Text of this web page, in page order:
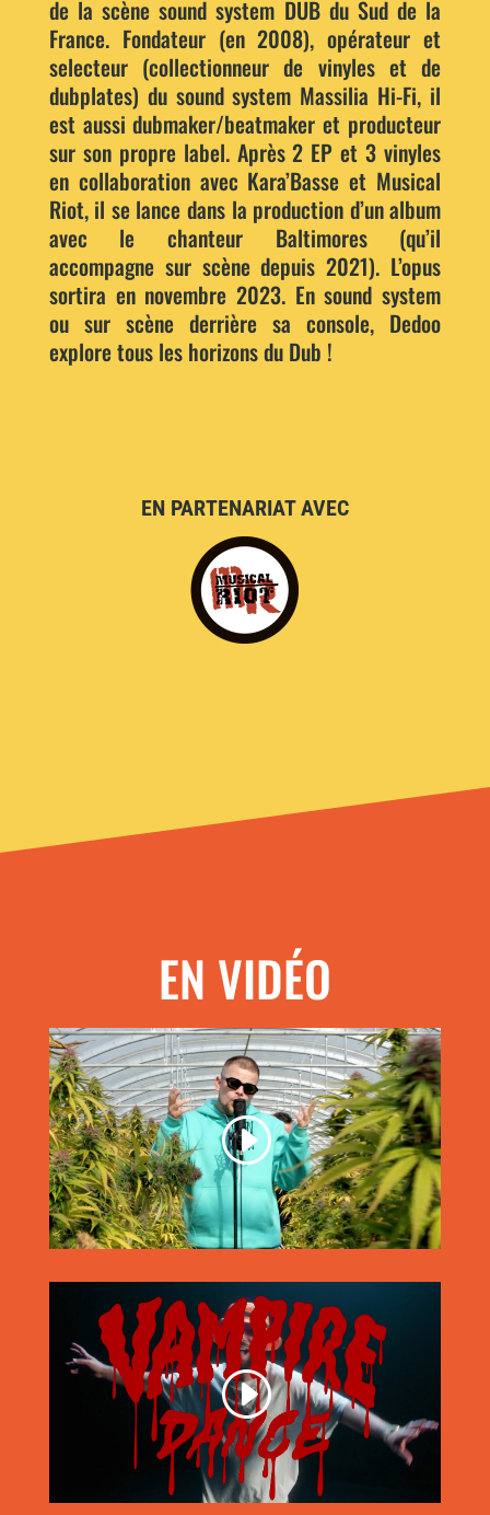
de la scène sound system DUB du Sud de la
France. Fondateur (en 2008), opérateur et
selecteur (collectionneur de vinyles et de
dubplates) du sound system Massilia Hi-Fi, il
est aussi dubmaker/beatmaker et producteur
sur son propre label. Après 2 EP et 3 vinyles
en collaboration avec Kara’Basse et Musical
Riot, il se lance dans la production d’un album
avec le chanteur Baltimores (qu’il
accompagne sur scène depuis 2021). L’opus
sortira en novembre 2023. En sound system
ou sur scène derrière sa console, Dedoo
explore tous les horizons du Dub !
EN PARTENARIAT AVEC
EN VIDÉO